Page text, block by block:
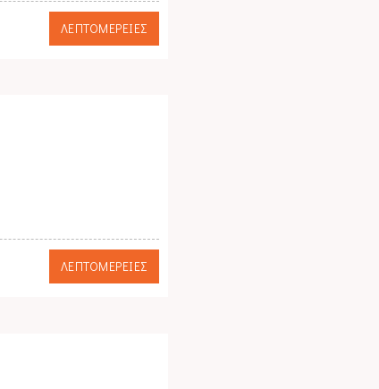
ΛΕΠΤΟΜΕΡΕΙΕΣ
ΛΕΠΤΟΜΕΡΕΙΕΣ